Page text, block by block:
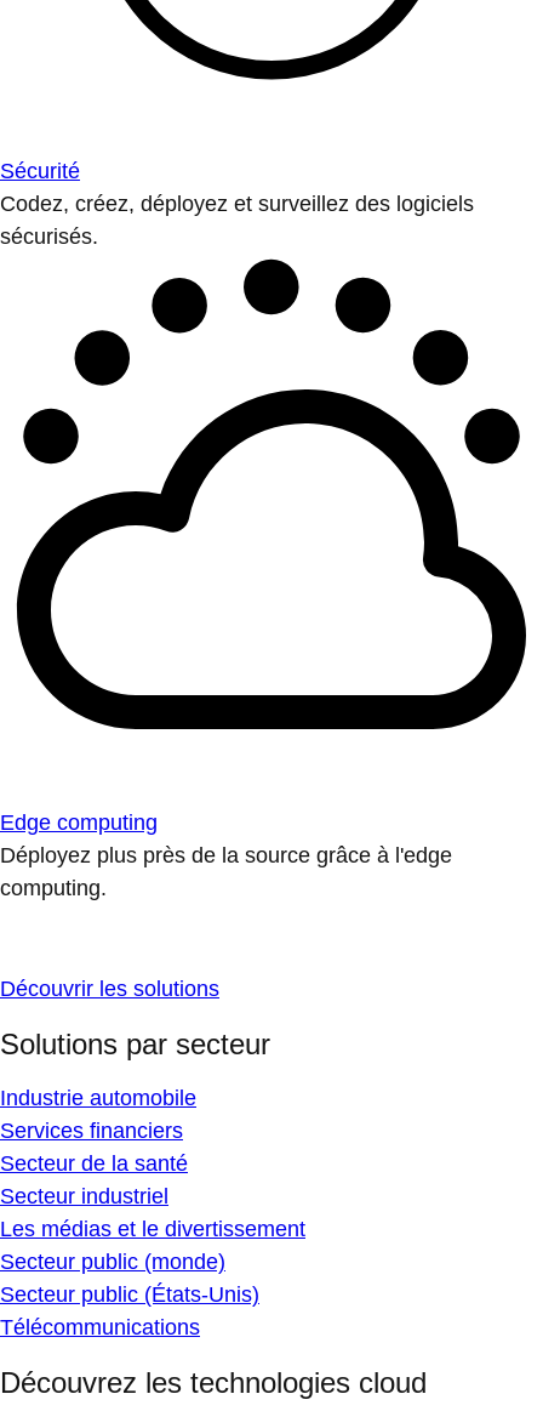
Sécurité
Codez, créez, déployez et surveillez des logiciels
sécurisés.
Edge computing
Déployez plus près de la source grâce à l'edge
computing.
Découvrir les solutions
Solutions par secteur
Industrie automobile
Services financiers
Secteur de la santé
Secteur industriel
Les médias et le divertissement
Secteur public (monde)
Secteur public (États-Unis)
Télécommunications
Découvrez les technologies cloud